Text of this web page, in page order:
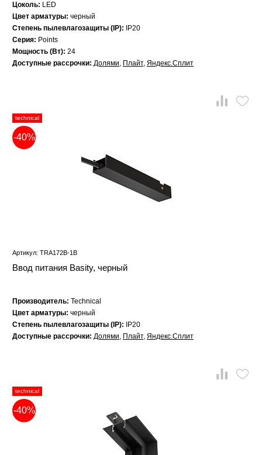
Цоколь: LED
Цвет арматуры: черный
Степень пылевлагозащиты (IP):
IP20
Серия: Points
Мощность (Вт): 24
Доступные рассрочки: Долями, Плайт, Яндекс.Сплит
technical
-40%
Артикул: TRA172B-1B
Ввод питания Basity, черный
Производитель: Technical
Цвет арматуры: черный
Степень пылевлагозащиты (IP):
IP20
Доступные рассрочки: Долями, Плайт, Яндекс.Сплит
technical
-40%